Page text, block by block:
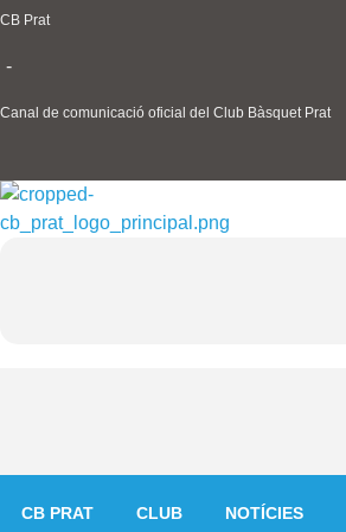
Ir
contenido
CB Prat
-
Canal de comunicació oficial del Club Bàsquet Prat
CB PRAT CLUB NOTÍCIES